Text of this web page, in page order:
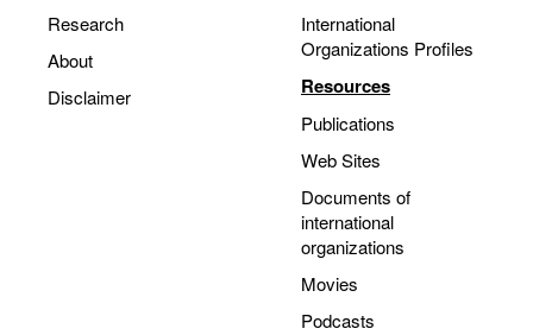
Research
About
Disclaimer
International
Organizations Profiles
Resources
Publications
Web Sites
Documents of
international
organizations
Movies
Podcasts